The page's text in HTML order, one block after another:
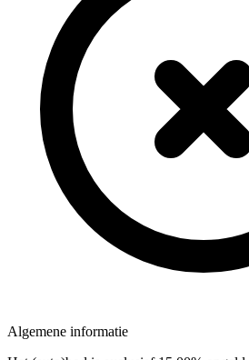
Algemene informatie